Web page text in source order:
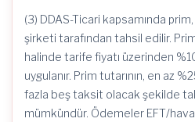
(3) DDAS-Ticari kapsamında
şirketi tarafından tahsil edilir.
halinde tarife fiyatı üzerinden
uygulanır. Prim tutarının, en az
fazla beş taksit olacak şekilde
mümkündür. Ödemeler EFT/